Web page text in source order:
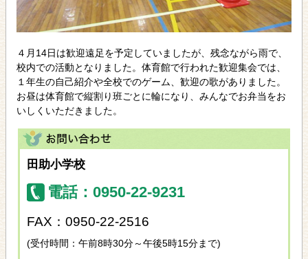
４月14日は歓迎遠足を予定していましたが、残念ながら雨で、
校内での活動となりました。体育館で行われた歓迎集会では、
１年生の自己紹介や全校でのゲーム、歓迎の歌がありました。
お昼は体育館で縦割り班ごとに輪になり、みんなでお弁当をお
いしくいただきました。
田助小学校
電話：0950-22-9231
FAX：0950-22-2516
(受付時間：午前8時30分～午後5時15分まで)